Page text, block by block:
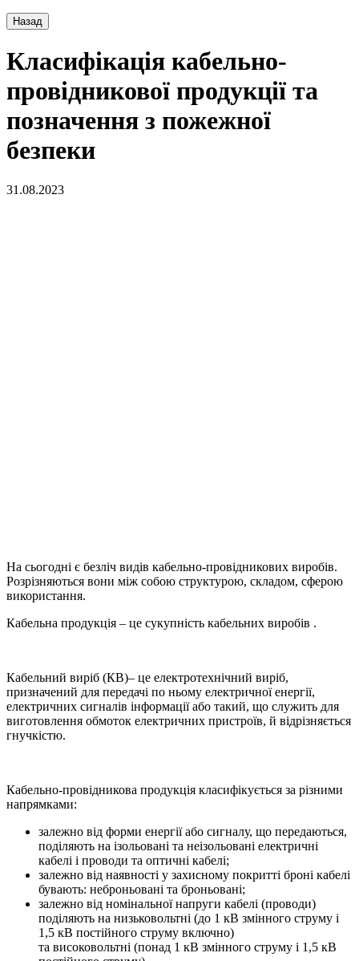
Назад
Класифікація кабельно-
провідникової продукції та
позначення з пожежної
безпеки
31.08.2023
На сьогодні є безліч видів кабельно-провідникових виробів.
Розрізняються вони між собою структурою, складом, сферою
використання.
Кабельна продукція – це сукупність кабельних виробів .
Кабельний виріб (КВ)– це електротехнічний виріб,
призначений для передачі по ньому електричної енергії,
електричних сигналів інформації або такий, що служить для
виготовлення обмоток електричних пристроїв, й відрізняється
гнучкістю.
Кабельно-провідникова продукція класифікується за різними
напрямками:
залежно від форми енергії або сигналу, що передаються,
поділяють на ізольовані та неізольовані електричні
кабелі і проводи та оптичні кабелі;
залежно від наявності у захисному покритті броні кабелі
бувають: неброньовані та броньовані;
залежно від номінальної напруги кабелі (проводи)
поділяють на низьковольтні (до 1 кВ змінного струму і
1,5 кВ постійного струму включно)
та високовольтні (понад 1 кВ змінного струму і 1,5 кВ